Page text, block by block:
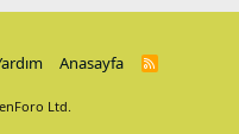
Anasayfa
R
Ltd.